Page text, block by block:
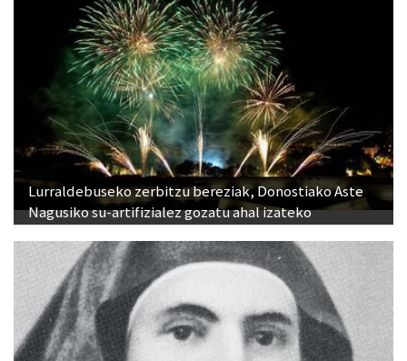
Lurraldebuseko zerbitzu bereziak, Donostiako Aste
Nagusiko su-artifizialez gozatu ahal izateko